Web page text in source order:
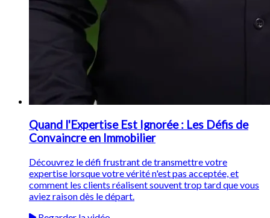
Quand l'Expertise Est Ignorée : Les Défis de
Convaincre en Immobilier
Découvrez le défi frustrant de transmettre votre
expertise lorsque votre vérité n'est pas acceptée, et
comment les clients réalisent souvent trop tard que vous
aviez raison dès le départ.